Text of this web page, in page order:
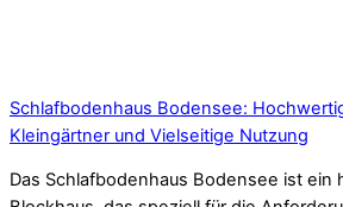
Schlafbodenhaus Bodensee:
Kleingärtner und Vielseitige Nutzung
Das Schlafbodenhaus Bodensee ist ein